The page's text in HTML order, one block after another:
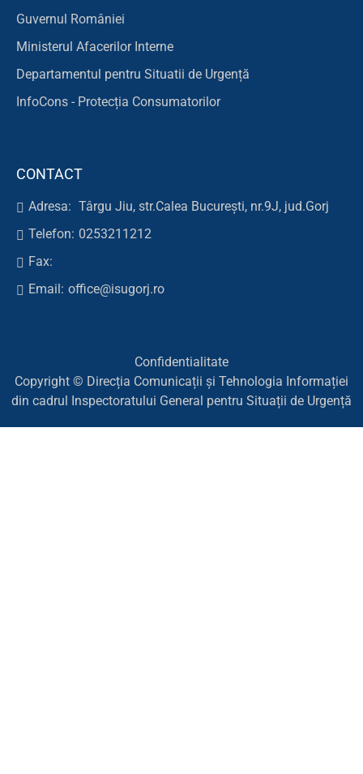
Guvernul României
Ministerul Afacerilor Interne
Departamentul pentru Situatii de Urgență
InfoCons - Protecția Consumatorilor
CONTACT
Adresa: Târgu Jiu, str.Calea București, nr.9J, jud.Gorj
Telefon: 0253211212
Fax:
Email: office@isugorj.ro
Confidentialitate
Copyright © Direcția Comunicații și Tehnologia Informației
din cadrul Inspectoratului General pentru Situații de Urgență